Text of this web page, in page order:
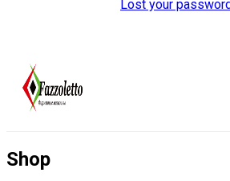
Lost your
Shop